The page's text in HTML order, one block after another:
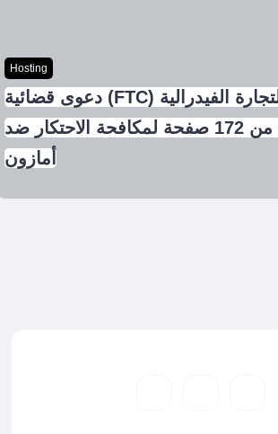
Hosting
رفعت لجنة التجارة الفيدرالية (FTC) دعوى قضائية
ضخمة مكونة من 172 صفحة لمكافحة الاحتكار ضد
أمازون